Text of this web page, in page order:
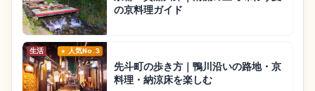
の京料理ガイド
生活 人気No.3
先斗町の歩き方｜鴨川沿いの路地・京
料理・納涼床を楽しむ